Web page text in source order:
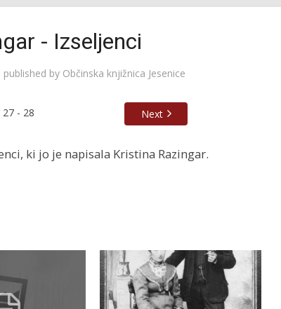
- Izseljenci
published by Občinska knjižnica Jesenice
27 - 28 Next
ki jo je napisala Kristina Razingar.